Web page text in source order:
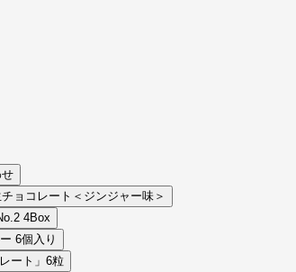
ョコレート＜ジンジャー味＞
4Box
6個入り
ート」6粒